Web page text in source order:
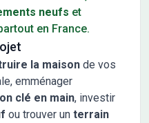
neufs et
en France.
la maison de vos
emménager
clé en main, investir
ou trouver un terrain